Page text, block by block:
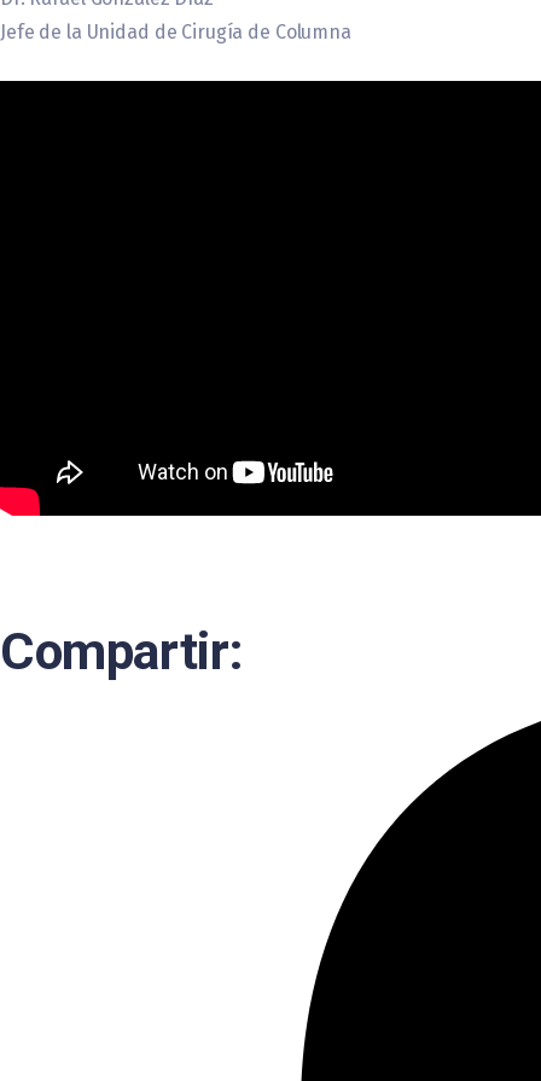
Jefe de la Unidad de Cirugía de Columna
Compartir: